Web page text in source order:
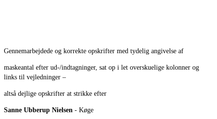
Gennemarbejdede og korrekte opskrifter med tydelig angivelse af
maskeantal efter ud-/indtagninger, sat op i let overskuelige kolonner og
links til vejledninger –
altså dejlige opskrifter at strikke efter
Sanne Ubberup Nielsen - Køge